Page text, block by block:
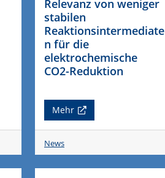
Relevanz von weniger
stabilen
Reaktionsintermediate
n für die
elektrochemische
CO2-Reduktion
Mehr
News